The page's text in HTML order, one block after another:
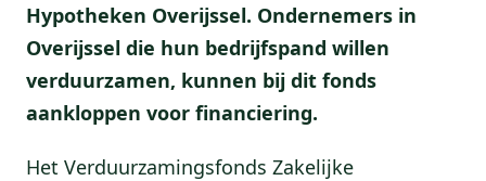
Hypotheken Overijssel. Ondernemers in
Overijssel die hun bedrijfspand willen
verduurzamen, kunnen bij dit fonds
aankloppen voor financiering.
Het Verduurzamingsfonds Zakelijke